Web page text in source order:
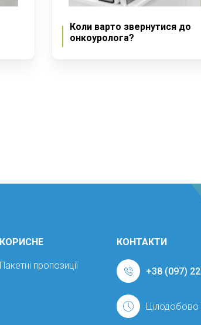
Коли варто звернутися до
онкоуролога?
КОРИСНЕ
Пакетні пропозиції
КОНТАКТИ
+38 (097)
Цілодобово